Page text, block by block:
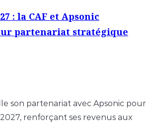
: la CAF et Apsonic
partenariat stratégique
son partenariat avec Apsonic pour
2027, renforçant ses revenus aux